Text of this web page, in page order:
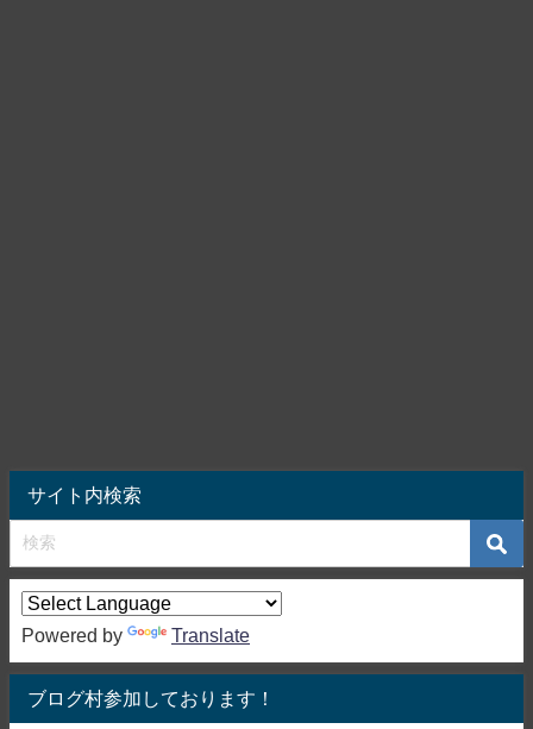
サイト内検索
Powered by Translate
ブログ村参加しております！